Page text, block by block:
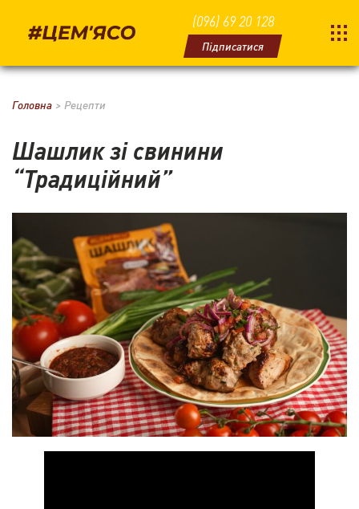
(096) 69 20 128
Підписатися
Головна Рецепти
Шашлик зі свинини
“Традиційний”